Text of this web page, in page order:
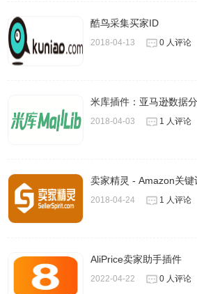
酷鸟采集买家ID
2018-04-13 0 人评论
米库插件：亚马逊数据
2018-04-03 1 人评论
卖家精灵 - Amazon关键
2018-04-24 1 人评论
AliPrice卖家助手插件
2022-04-22 0 人评论